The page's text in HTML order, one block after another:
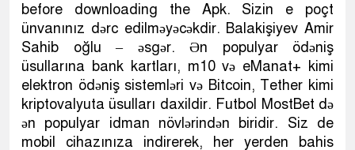
before downloading the Apk. Sizin e poçt
ünvanınız dərc edilməyəcəkdir. Balakişiyev Amir
Sahib oğlu – əsgər. Ən populyar ödəniş
üsullarına bank kartları, m10 və eManat+ kimi
elektron ödəniş sistemləri və Bitcoin, Tether kimi
kriptovalyuta üsulları daxildir. Futbol MostBet də
ən populyar idman növlərindən biridir. Siz de
mobil cihazınıza indirerek, her yerden bahis